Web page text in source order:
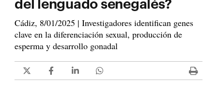
del lenguado senegalés?
Cádiz, 8/01/2025 | Investigadores identifican genes
clave en la diferenciación sexual, producción de
esperma y desarrollo gonadal